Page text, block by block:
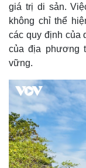
giá trị di sản.
không chỉ thể
các quy định của
của địa phương
vững.